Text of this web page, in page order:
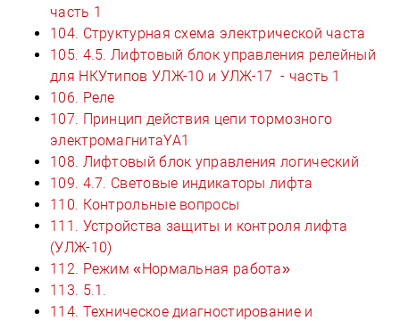
часть 1
104. Структурная схема электрической часта
105. 4.5. Лифтовый блок управления релейный
для НКУтипов УЛЖ-10 и УЛЖ-17 - часть 1
106. Реле
107. Принцип действия цепи тормозного
электромагнитаYA1
108. Лифтовый блок управления логический
109. 4.7. Световые индикаторы лифта
110. Контрольные вопросы
111. Устройства защиты и контроля лифта
(УЛЖ-10)
112. Режим «Нормальная работа»
113. 5.1.
114. Техническое диагностирование и